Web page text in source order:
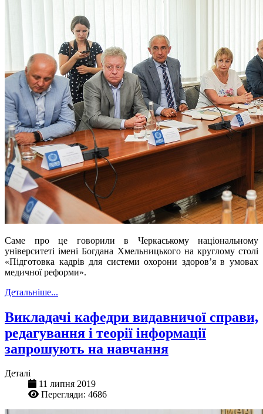
Саме про це говорили в Черкаському національному
університеті імені Богдана Хмельницького на круглому столі
«Підготовка кадрів для системи охорони здоров’я в умовах
медичної реформи».
Детальніше...
Викладачі кафедри видавничої справи,
редагування і теорії інформації
запрошують на навчання
Деталі
11 липня 2019
Перегляди: 4686